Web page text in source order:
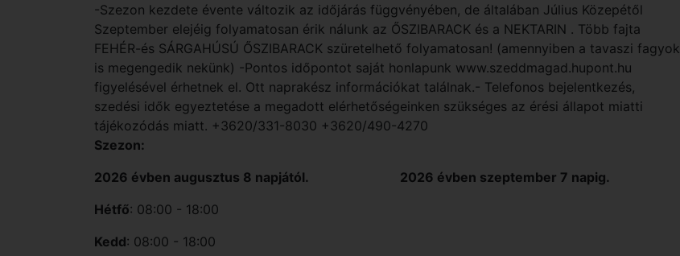
-Szezon kezdete évente változik az időjárás függvényében, de általában Július Közepétől
Szeptember elejéig folyamatosan érik nálunk az ŐSZIBARACK és a NEKTARIN . Több fajta
FEHÉR-és SÁRGAHÚSÚ ŐSZIBARACK szüretelhető folyamatosan! (amennyiben a tavaszi fagyok
is megengedik nekünk) -Pontos időpontot saját honlapunk www.szeddmagad.hupont.hu
figyelésével érhetnek el. Ott naprakész információkat találnak.- Telefonos bejelentkezés,
szedési idők egyeztetése a megadott elérhetőségeinken szükséges az érési állapot miatti
tájékozódás miatt. +3620/331-8030 +3620/490-4270
Szezon:
2026 évben augusztus 8 napjától.
2026 évben szeptember 7 napig.
Hétfő: 08:00 - 18:00
Kedd: 08:00 - 18:00